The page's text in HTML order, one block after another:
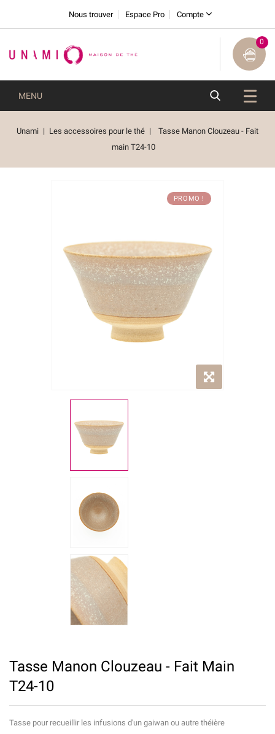
Nous trouver Espace Pro Compte
0
MENU
Unami Les accessoires pour le thé
Tasse Manon Clouzeau - Fait
main T24-10
PROMO !
Tasse Manon Clouzeau - Fait Main
T24-10
Tasse pour recueillir les infusions d'un gaiwan ou autre théière